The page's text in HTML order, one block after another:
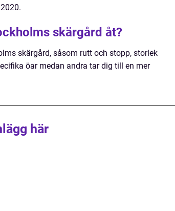
skärgård åt?
skärgård, såsom rutt och stopp, storlek
öar medan andra tar dig till en mer
här